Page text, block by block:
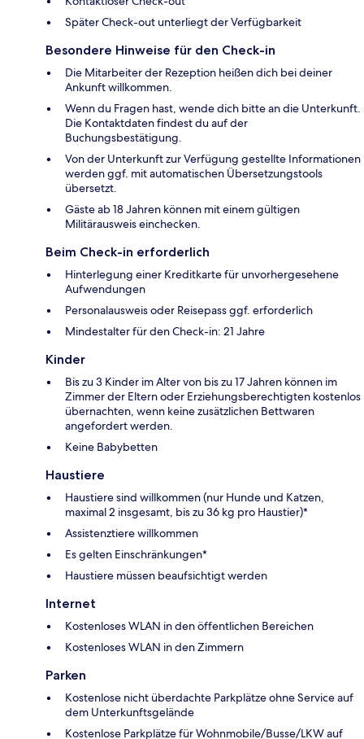
Später Check-out unterliegt der Verfügbarkeit
Besondere Hinweise für den Check-in
Die Mitarbeiter der Rezeption heißen dich bei deiner
Ankunft willkommen.
Wenn du Fragen hast, wende dich bitte an die Unterkunft.
Die Kontaktdaten findest du auf der
Buchungsbestätigung.
Von der Unterkunft zur Verfügung gestellte Informationen
werden ggf. mit automatischen Übersetzungstools
übersetzt.
Gäste ab 18 Jahren können mit einem gültigen
Militärausweis einchecken.
Beim Check-in erforderlich
Hinterlegung einer Kreditkarte für unvorhergesehene
Aufwendungen
Personalausweis oder Reisepass ggf. erforderlich
Mindestalter für den Check-in: 21 Jahre
Kinder
Bis zu 3 Kinder im Alter von bis zu 17 Jahren können im
Zimmer der Eltern oder Erziehungsberechtigten kostenlos
übernachten, wenn keine zusätzlichen Bettwaren
angefordert werden.
Keine Babybetten
Haustiere
Haustiere sind willkommen (nur Hunde und Katzen,
maximal 2 insgesamt, bis zu 36 kg pro Haustier)*
Assistenztiere willkommen
Es gelten Einschränkungen*
Haustiere müssen beaufsichtigt werden
Internet
Kostenloses WLAN in den öffentlichen Bereichen
Kostenloses WLAN in den Zimmern
Parken
Kostenlose nicht überdachte Parkplätze ohne Service auf
dem Unterkunftsgelände
Kostenlose Parkplätze für Wohnmobile/Busse/LKW auf